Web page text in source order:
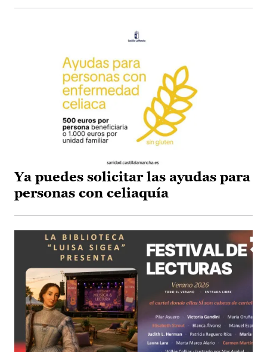
Ya puedes solicitar las ayudas para
personas con celiaquía